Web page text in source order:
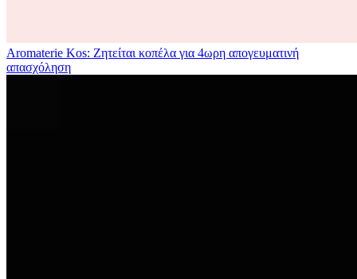
Aromaterie Kos: Ζητείται κοπέλα για 4ωρη απογευματινή
απασχόληση